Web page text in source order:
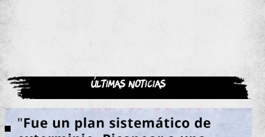
Últimas noticias